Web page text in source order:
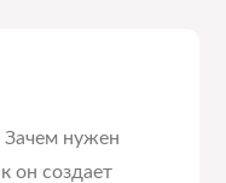
Зачем нужен
он создает